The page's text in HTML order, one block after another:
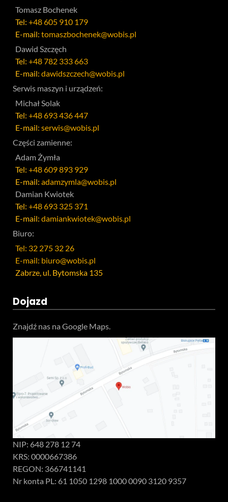
Tomasz Bochenek
Tel: +48 605 910 179
E-mail: tomaszbochenek@wobis.pl
Dawid Szczęch
Tel: +48 782 333 663
E-mail: dawidszczech@wobis.pl
Serwis maszyn i urządzeń:
Michał Solak
Tel: +48 693 436 447
E-mail: serwis@wobis.pl
Części zamienne:
Adam Żymła
Tel: +48 609 893 929
E-mail: adamzymla@wobis.pl
Damian Kwiotek
Tel: +48 693 325 371
E-mail: damiankwiotek@wobis.pl
Biuro:
Tel: 32 275 32 26
E-mail: biuro@wobis.pl
Zabrze, ul. Bytomska 135
Dojazd
Znajdź nas na Google Maps.
NIP: 648 278 12 74
KRS: 0000667386
REGON: 366741141
Nr konta PL: 61 1050 1298 1000 0090 3120 9357